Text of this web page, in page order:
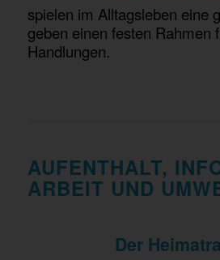
spielen im Alltagsleben eine
geben einen festen Rahmen
Handlungen.
AUFENTHALT,
ARBEIT UND
Der